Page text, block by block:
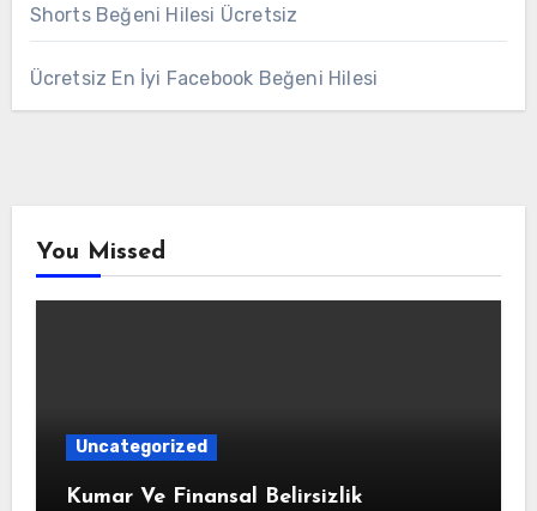
Shorts Beğeni Hilesi Ücretsiz
Ücretsiz En İyi Facebook Beğeni Hilesi
You Missed
Uncategorized
Kumar Ve Finansal Belirsizlik